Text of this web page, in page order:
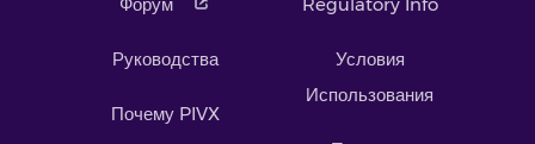
Руководства
Почему PIVX
Условия
Использования